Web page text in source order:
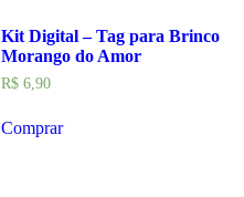
Kit Digital – Tag para Brinco
Morango do Amor
R$ 6,90
Comprar